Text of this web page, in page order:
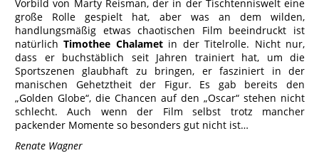
Vorbild von Marty Reisman, der in der Tischtenniswelt eine
große Rolle gespielt hat, aber was an dem wilden,
handlungsmäßig etwas chaotischen Film beeindruckt ist
natürlichTimothee Chalametin der Titelrolle. Nicht nur,
dass er buchstäblich seit Jahren trainiert hat, um die
Sportszenen glaubhaft zu bringen, er fasziniert in der
manischen Gehetztheit der Figur. Es gab bereits den
„Golden Globe“, die Chancen auf den „Oscar“ stehen nicht
schlecht. Auch wenn der Film selbst trotz mancher
packender Momente so besonders gut nicht ist…
Renate Wagner